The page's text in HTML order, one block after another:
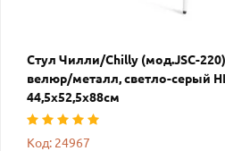
Стул Чилли/Chilly (мод.JSC-
велюр/металл, светло-серый
44,5х52,5х88см
Код: 24967